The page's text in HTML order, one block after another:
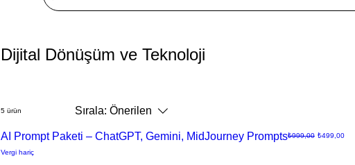
Dijital Dönüşüm ve Teknoloji
5 ürün Sırala: Önerilen
AI Prompt Paketi – ChatGPT, Gemini, MidJourney PromptsNormal Fiyat
₺999,00 İndirimli Fiyat
₺499,00
Vergi hariç